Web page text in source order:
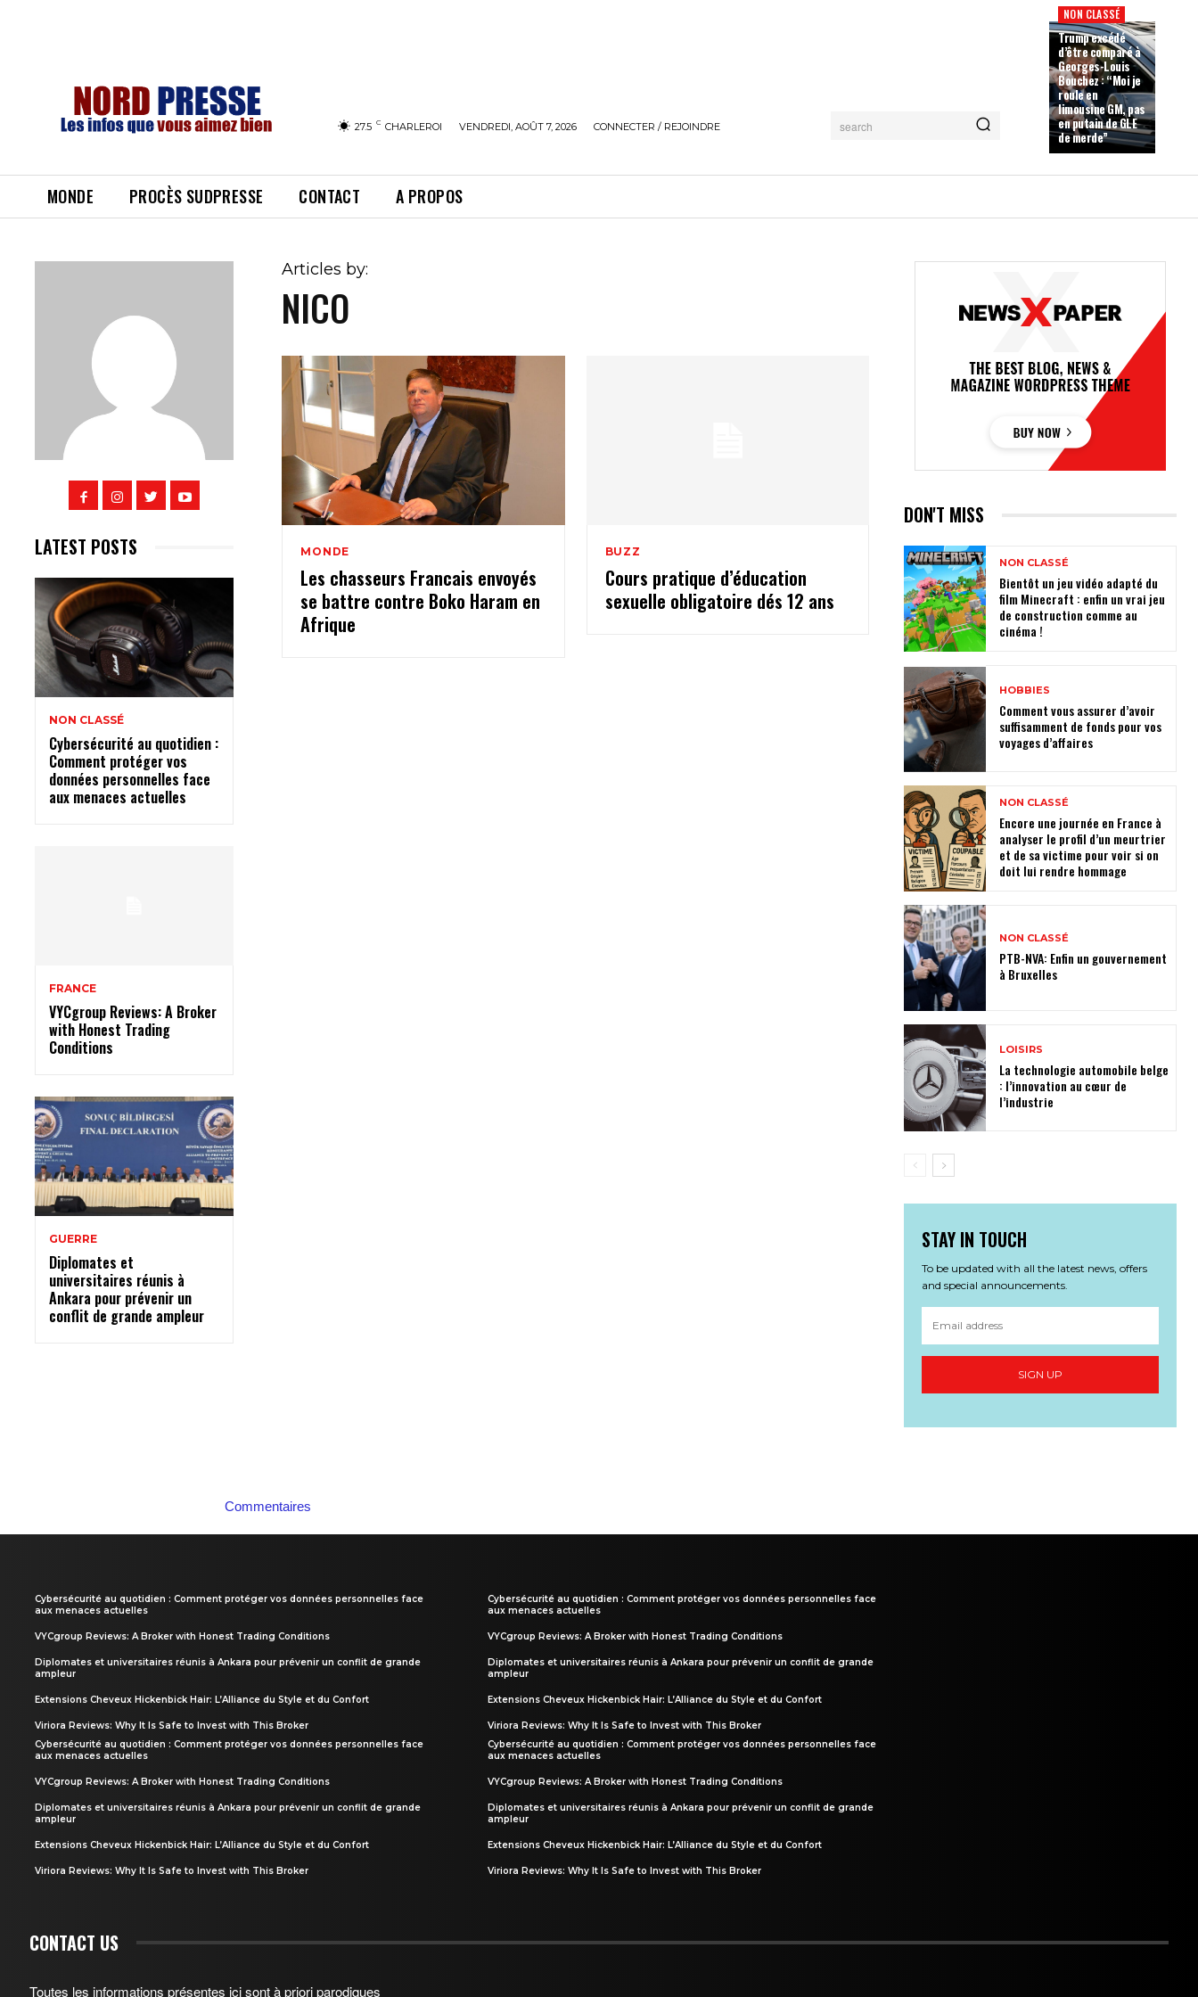
27.5 C CHARLEROI VENDREDI, AOÛT 7, 2026 CONNECTER / REJOINDRE search
NON CLASSÉ
Trump excédé
d’être comparé à
Georges-Louis
Bouchez : “Moi je
roule en
limousine GM, pas
en putain de GLE
de merde”
MONDE PROCÈS SUDPRESSE CONTACT A PROPOS
LATEST POSTS
NON CLASSÉ
Cybersécurité au quotidien :
Comment protéger vos
données personnelles face
aux menaces actuelles
FRANCE
VYCgroup Reviews: A Broker
with Honest Trading
Conditions
GUERRE
Diplomates et
universitaires réunis à
Ankara pour prévenir un
conflit de grande ampleur
Articles by:
NICO
MONDE
Les chasseurs Francais envoyés
se battre contre Boko Haram en
Afrique
BUZZ
Cours pratique d’éducation
sexuelle obligatoire dés 12 ans
DON'T MISS
NON CLASSÉ
Bientôt un jeu vidéo adapté du
film Minecraft : enfin un vrai jeu
de construction comme au
cinéma !
HOBBIES
Comment vous assurer d’avoir
suffisamment de fonds pour vos
voyages d’affaires
NON CLASSÉ
Encore une journée en France à
analyser le profil d’un meurtrier
et de sa victime pour voir si on
doit lui rendre hommage
NON CLASSÉ
PTB-NVA: Enfin un gouvernement
à Bruxelles
LOISIRS
La technologie automobile belge
: l’innovation au cœur de
l’industrie
STAY IN TOUCH
To be updated with all the latest news, offers
and special announcements.
SIGN UP
Commentaires
Cybersécurité au quotidien : Comment protéger vos données personnelles face
aux menaces actuelles
VYCgroup Reviews: A Broker with Honest Trading Conditions
Diplomates et universitaires réunis à Ankara pour prévenir un conflit de grande
ampleur
Extensions Cheveux Hickenbick Hair: L’Alliance du Style et du Confort
Viriora Reviews: Why It Is Safe to Invest with This Broker
Cybersécurité au quotidien : Comment protéger vos données personnelles face
aux menaces actuelles
VYCgroup Reviews: A Broker with Honest Trading Conditions
Diplomates et universitaires réunis à Ankara pour prévenir un conflit de grande
ampleur
Extensions Cheveux Hickenbick Hair: L’Alliance du Style et du Confort
Viriora Reviews: Why It Is Safe to Invest with This Broker
Cybersécurité au quotidien : Comment protéger vos données personnelles face
aux menaces actuelles
VYCgroup Reviews: A Broker with Honest Trading Conditions
Diplomates et universitaires réunis à Ankara pour prévenir un conflit de grande
ampleur
Extensions Cheveux Hickenbick Hair: L’Alliance du Style et du Confort
Viriora Reviews: Why It Is Safe to Invest with This Broker
Cybersécurité au quotidien : Comment protéger vos données personnelles face
aux menaces actuelles
VYCgroup Reviews: A Broker with Honest Trading Conditions
Diplomates et universitaires réunis à Ankara pour prévenir un conflit de grande
ampleur
Extensions Cheveux Hickenbick Hair: L’Alliance du Style et du Confort
Viriora Reviews: Why It Is Safe to Invest with This Broker
CONTACT US
Toutes les informations présentes ici sont à priori parodiques